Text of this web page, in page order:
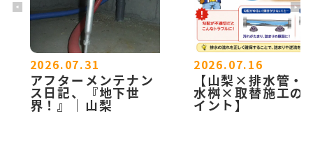
2026.07.31
アフターメンテナン
ス日記、『地下世
界！』｜山梨
2026.07.16
【山梨×排水管・
水桝×取替施工の
イント】